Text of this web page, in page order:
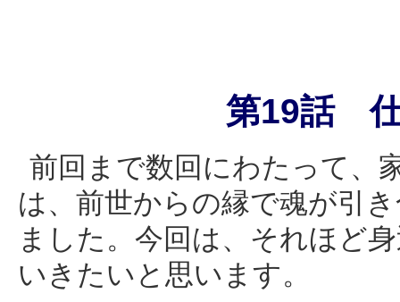
第19話
前回まで数回にわたって、
は、前世からの縁で魂が引
ました。今回は、それほど
いきたいと思います。